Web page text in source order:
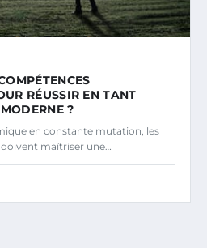
RÉUSSIR EN TANT
?
en constante mutation, les
maîtriser une…